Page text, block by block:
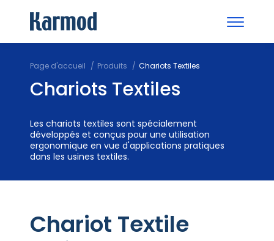
Page d'accueil Produits Chariots Textiles
Chariots Textiles
Les chariots textiles sont spécialement
développés et conçus pour une utilisation
ergonomique en vue d'applications pratiques
dans les usines textiles.
Chariot Textile